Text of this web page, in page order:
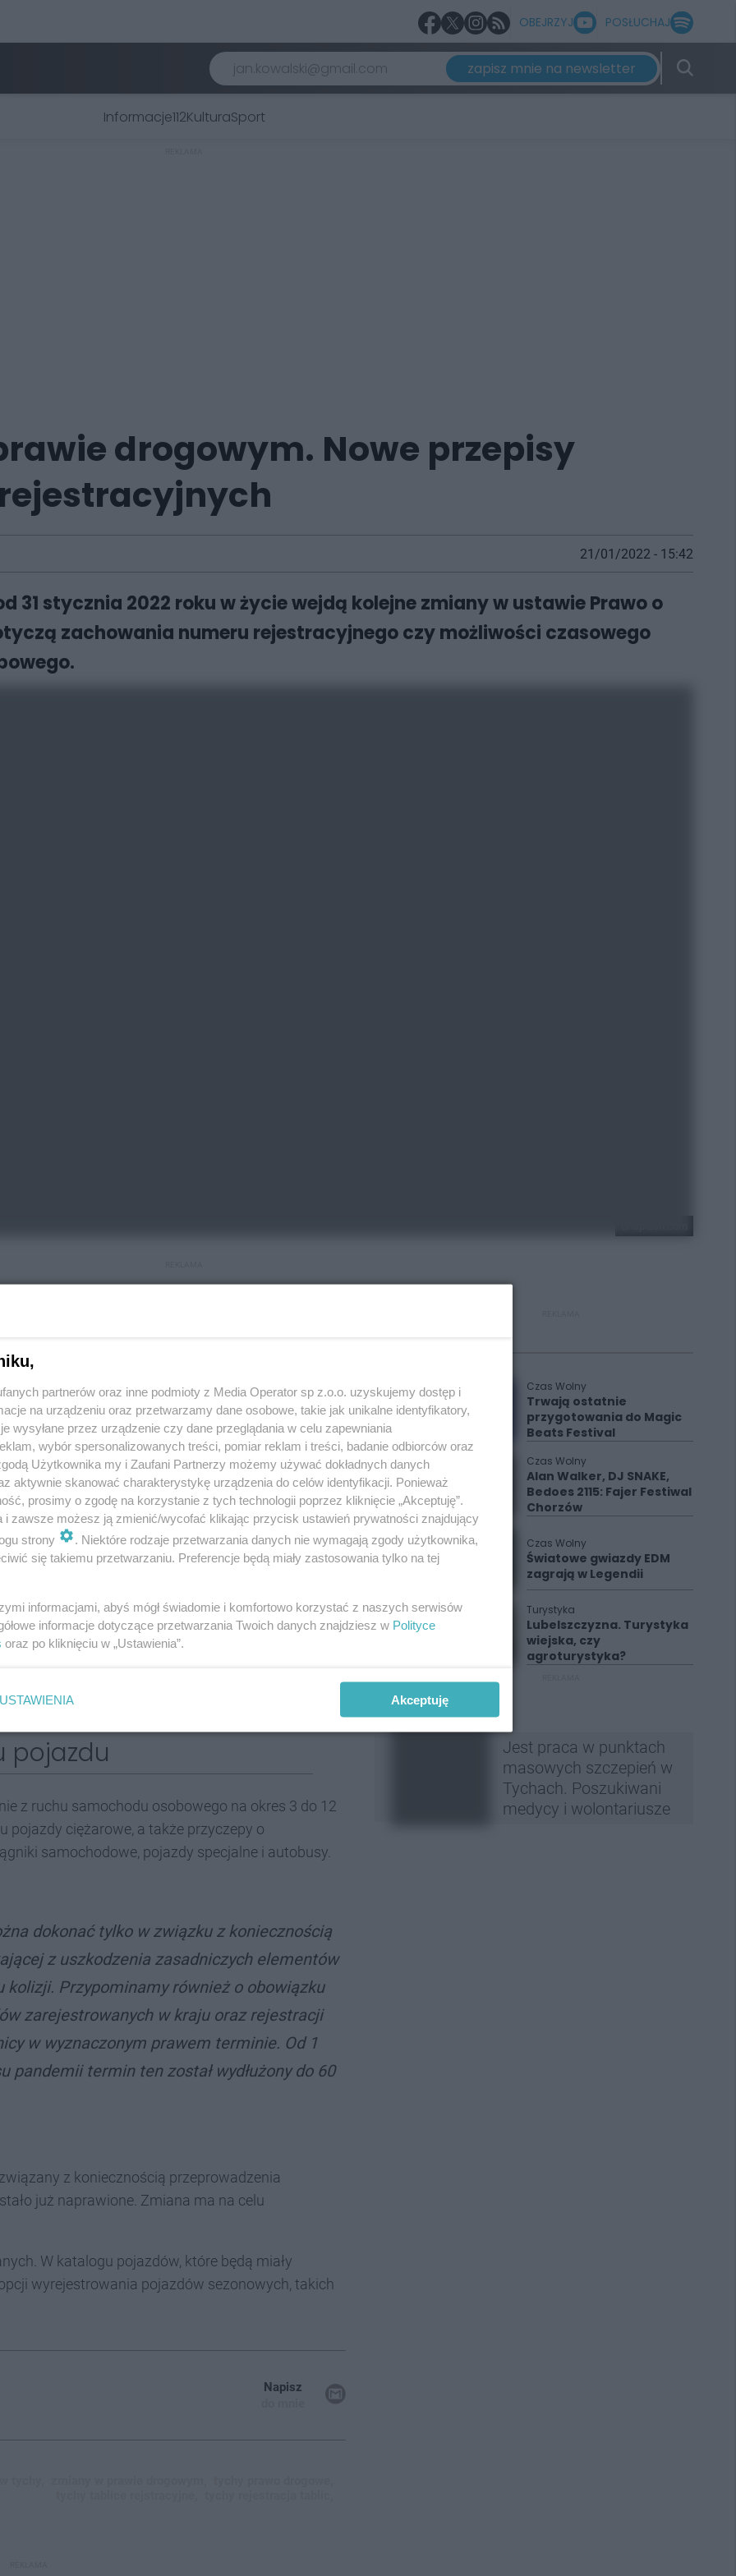
OBEJRZYJ POSŁUCHAJ
zapisz mnie na newsletter
Informacje112KulturaSport
drogowym. Nowe przepisy
21/01/2022 - 15:42
31 stycznia 2022 roku w życie wejdą kolejne zmiany w ustawie Prawo o
zachowania numeru rejestracyjnego czy możliwości czasowego
podczas przerejestrowania.
z zachowaniem dotychczasowych tablic
zarejestrowane w Polsce. Nowy właściciel
na to, z jakiego województwa pochodzi.
rejestracyjnych
stanie i muszą być czytelne. Przepis
tym przypadku właściciel pojazdu musi
Maria Losko, naczelnik Wydziału
około 18 000 kompletów tablic
właściciel pojazdu płaci 80 zł.
pojazdu
z ruchu samochodu osobowego na okres 3 do 12
pojazdy ciężarowe, a także przyczepy o
samochodowe, pojazdy specjalne i autobusy.
dokonać tylko w związku z koniecznością
z uszkodzenia zasadniczych elementów
kolizji. Przypominamy również o obowiązku
zarejestrowanych w kraju oraz rejestracji
w wyznaczonym prawem terminie. Od 1
pandemii termin ten został wydłużony do 60
z koniecznością przeprowadzenia
już naprawione. Zmiana ma na celu
W katalogu pojazdów, które będą miały
wyrejestrowania pojazdów sezonowych, takich
Napisz
Czas Wolny
Trwają ostatnie
przygotowania do Magic
Beats Festival
Czas Wolny
Alan Walker, DJ SNAKE,
Bedoes 2115: Fajer Festiwal
Chorzów
Czas Wolny
Światowe gwiazdy EDM
zagrają w Legendii
Turystyka
Lubelszczyzna. Turystyka
wiejska, czy
agroturystyka?
Jest praca w punktach
masowych szczepień w
Tychach. Poszukiwani
medycy i wolontariusze
partnerów oraz inne podmioty z Media Operator sp z.o.o. uzyskujemy dostęp i
na urządzeniu oraz przetwarzamy dane osobowe, takie jak unikalne identyfikatory,
wysyłane przez urządzenie czy dane przeglądania w celu zapewniania
wybór spersonalizowanych treści, pomiar reklam i treści, badanie odbiorców oraz
Użytkownika my i Zaufani Partnerzy możemy używać dokładnych danych
aktywnie skanować charakterystykę urządzenia do celów identyfikacji. Ponieważ
prosimy o zgodę na korzystanie z tych technologii poprzez kliknięcie „Akceptuję”.
i zawsze możesz ją zmienić/wycofać klikając przycisk ustawień prywatności znajdujący
strony
. Niektóre rodzaje przetwarzania danych nie wymagają zgody użytkownika,
się takiemu przetwarzaniu. Preferencje będą miały zastosowania tylko na tej
informacjami, abyś mógł świadomie i komfortowo korzystać z naszych serwisów
informacje dotyczące przetwarzania Twoich danych znajdziesz w Polityce
oraz po kliknięciu w „Ustawienia”.
USTAWIENIA Akceptuję